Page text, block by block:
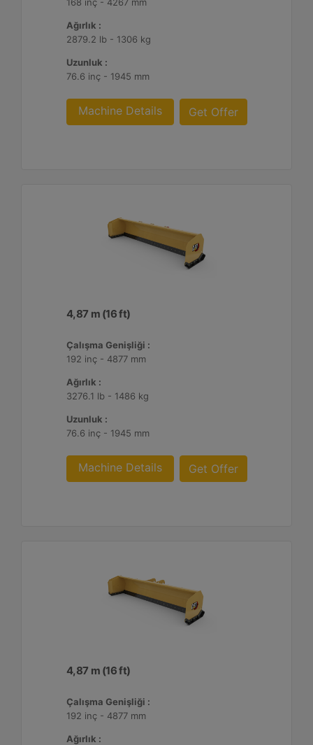
Ağırlık :
2879.2 lb - 1306 kg
Uzunluk :
76.6 inç - 1945 mm
Machine Details Get Offer
4,87 m (16 ft)
Çalışma Genişliği :
192 inç - 4877 mm
Ağırlık :
3276.1 lb - 1486 kg
Uzunluk :
76.6 inç - 1945 mm
Machine Details Get Offer
4,87 m (16 ft)
Çalışma Genişliği :
192 inç - 4877 mm
Ağırlık :